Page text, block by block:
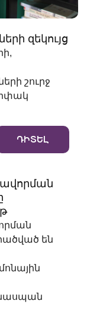
զեկույց
շուրջ
ԴԻՏԵԼ
են